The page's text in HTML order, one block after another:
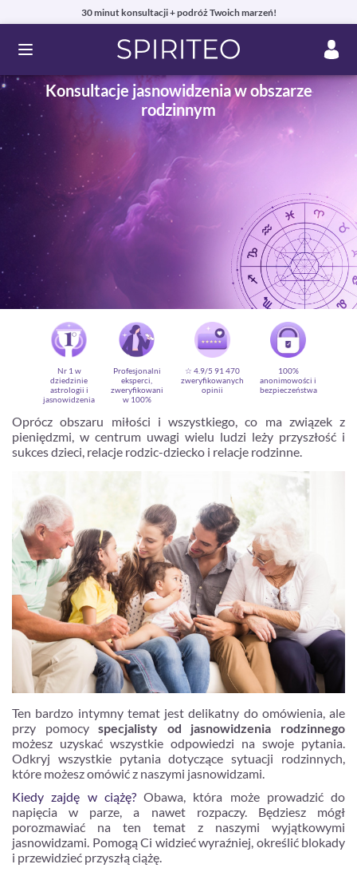
30 minut konsultacji + podróż Twoich marzeń!
Ouvrir le menu
Konsultacje jasnowidzenia w obszarze
rodzinnym
Prywatne konsultacje jasnowidzenia online przez telefon,
czat lub e-mail
99% zadowolonych klientów i autentyczne recenzje!
Zarejestruj się
Nr 1 w
dziedzinie
astrologii i
jasnowidzenia
Profesjonalni
eksperci,
zweryfikowani
w 100%
☆ 4.9/5 91 470
zweryfikowanych
opinii
100%
anonimowości i
bezpieczeństwa
Oprócz obszaru miłości i wszystkiego, co ma związek z
pieniędzmi, w centrum uwagi wielu ludzi leży przyszłość i
sukces dzieci, relacje rodzic-dziecko i relacje rodzinne.
Ten bardzo intymny temat jest delikatny do omówienia, ale
przy pomocyspecjalisty od jasnowidzenia rodzinnego
możesz uzyskać wszystkie odpowiedzi na swoje pytania.
Odkryj wszystkie pytania dotyczące sytuacji rodzinnych,
które możesz omówić z naszymi jasnowidzami.
Kiedy zajdę w ciążę?Obawa, która może prowadzić do
napięcia w parze, a nawet rozpaczy. Będziesz mógł
porozmawiać na ten temat z naszymi wyjątkowymi
jasnowidzami. Pomogą Ci widzieć wyraźniej, określić blokady
i przewidzieć przyszłą ciążę.